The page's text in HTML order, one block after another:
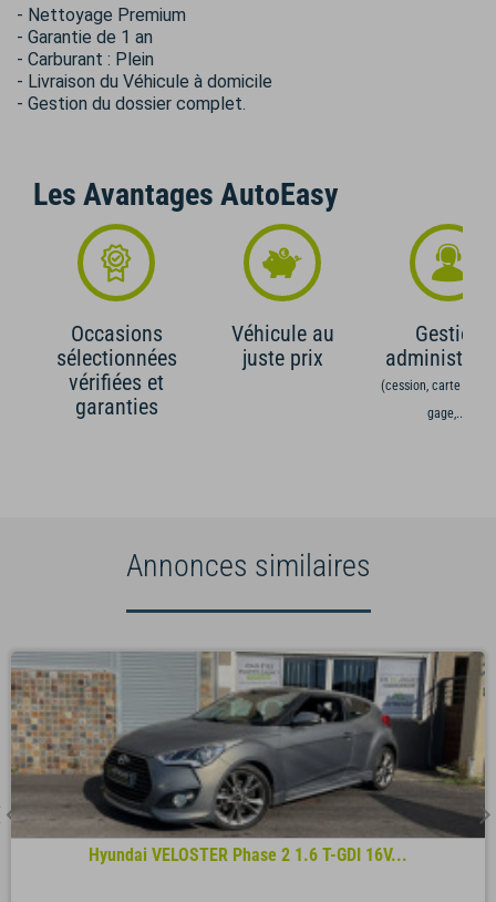
- Nettoyage Premium
- Garantie de 1 an
- Carburant : Plein
- Livraison du Véhicule à domicile
- Gestion du dossier complet.
Les Avantages AutoEasy
Occasions
sélectionnées
vérifiées et
garanties
Véhicule au
juste prix
Gestion
(cession, carte grise,
gage,...)
Annonces similaires
Hyundai VELOSTER Phase 2 1.6 T-GDI 16V...